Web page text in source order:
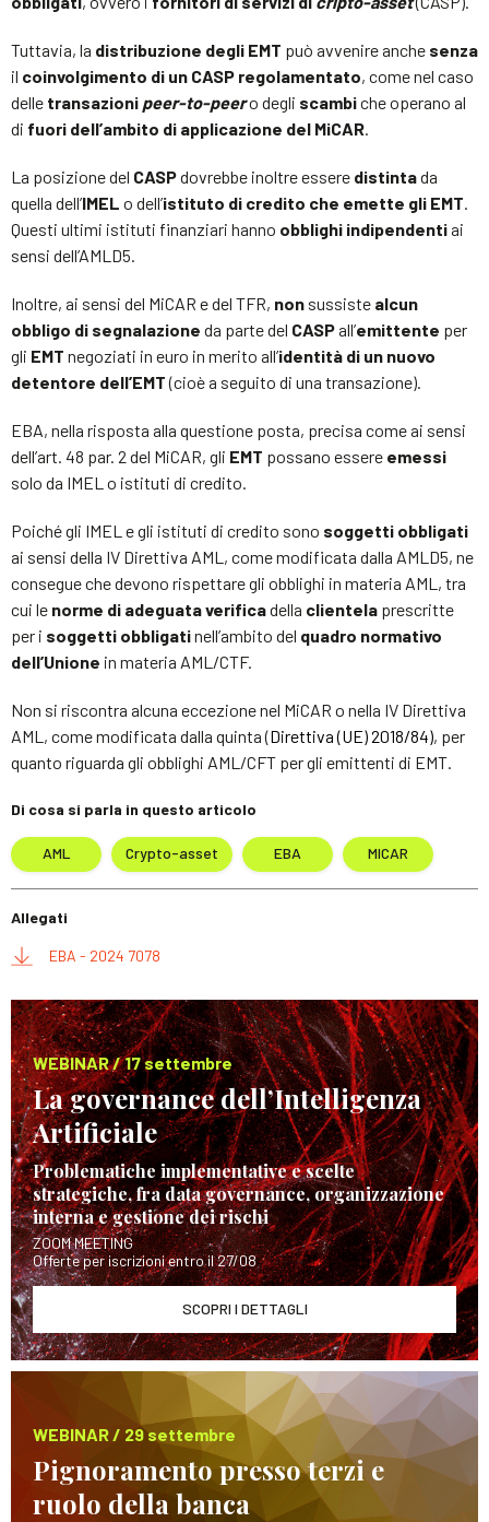
Tuttavia, la distribuzione degli EMT può avvenire anche senza
il coinvolgimento di un CASP regolamentato, come nel caso
delle transazioni peer-to-peero degli scambiche operano al
di fuori dell’ambito di applicazione del MiCAR.
La posizione del CASPdovrebbe inoltre essere distintada
quella dell’IMEL o dell’istituto di credito che emette gli EMT.
Questi ultimi istituti finanziari hanno obblighi indipendentiai
sensi dell’AMLD5.
Inoltre, ai sensi del MiCAR e del TFR, non sussiste alcun
obbligo di segnalazione da parte del CASPall’emittente per
gli EMT negoziati in euro in merito all’identità di un nuovo
detentore dell’EMT(cioè a seguito di una transazione).
EBA, nella risposta alla questione posta, precisa come ai sensi
dell’art. 48 par. 2 del MiCAR, gli EMT possano essere emessi
solo da IMEL o istituti di credito.
Poiché gli IMEL e gli istituti di credito sono soggetti obbligati
ai sensi della IV Direttiva AML, come modificata dalla AMLD5, ne
consegue che devono rispettare gli obblighi in materia AML, tra
cui le norme di adeguata verificadella clientela prescritte
per i soggetti obbligatinell’ambito del quadro normativo
dell’Unione in materia AML/CTF.
Non si riscontra alcuna eccezione nel MiCAR o nella IV Direttiva
AML, come modificata dalla quinta (Direttiva (UE) 2018/84), per
quanto riguarda gli obblighi AML/CFT per gli emittenti di EMT.
Di cosa si parla in questo articolo
AML Crypto-asset EBA MICAR
Allegati
EBA - 2024 7078
WEBINAR / 17 settembre
La governance dell’Intelligenza
Artificiale
Problematiche implementative e scelte
strategiche, fra data governance, organizzazione
interna e gestione dei rischi
ZOOM MEETING
Offerte per iscrizioni entro il 27/08
SCOPRI I DETTAGLI
WEBINAR / 29 settembre
Pignoramento presso terzi e
ruolo della banca